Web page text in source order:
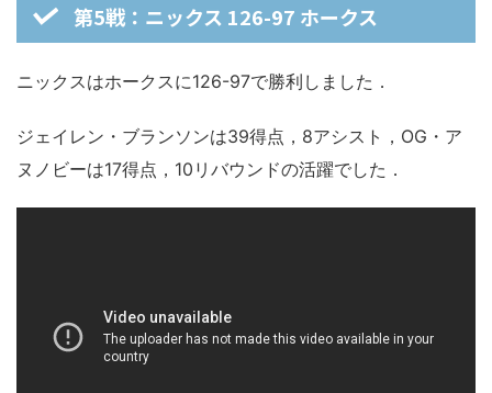
第5戦：ニックス 126-97 ホークス
ニックスはホークスに126-97で勝利しました．
ジェイレン・ブランソンは39得点，8アシスト，OG・ア
ヌノビーは17得点，10リバウンドの活躍でした．